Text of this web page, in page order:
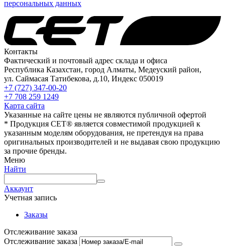
персональных данных
Контакты
Фактический и почтовый адрес склада и офиса
Республика Казахстан, город Алматы, Медеуский район,
ул. Саймасая Татибекова, д.10, Индекс 050019
+7 (727) 347-00-20
+7 708 259 1249
Карта сайта
Указанные на сайте цены не являются публичной офертой
* Продукция СЕТ® является совместимой продукцией к
указанным моделям оборудования, не претендуя на права
оригинальных производителей и не выдавая свою продукцию
за прочие бренды.
Меню
Найти
Аккаунт
Учетная запись
Заказы
Отслеживание заказа
Отслеживание заказа